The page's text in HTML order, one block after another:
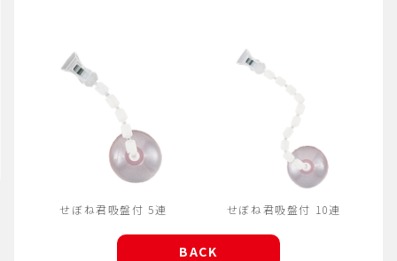
せぼね君吸盤付 5連 せぼね君吸盤付 10連
BACK